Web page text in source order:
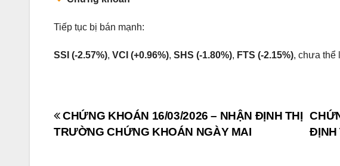
Tiếp tục bị bán mạnh:
SSI (-2.57%), VCI (+0.96%), SHS (-1.80%), FTS (-2.15%), chưa thể
Post
ĐỊNH
CHỨNG KHOÁN 16/03/2026 – NHẬN ĐỊNH THỊ
TRƯỜNG CHỨNG KHOÁN NGÀY MAI